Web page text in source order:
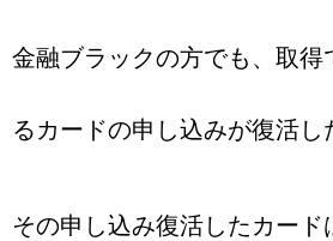
金融ブラックの方でも、取得
るカードの申し込みが復活し
その申し込み復活したカード